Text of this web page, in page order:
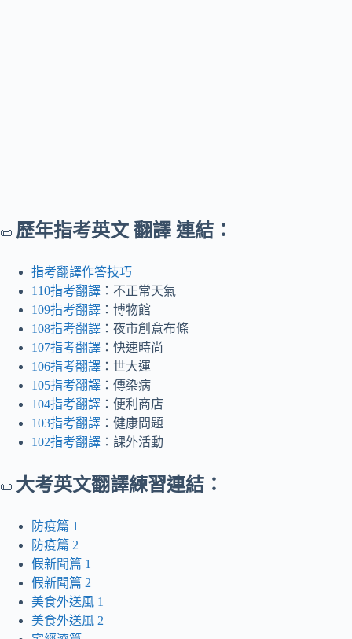
📜 歷年指考英文 翻譯 連結：
指考翻譯作答技巧
110指考翻譯 ：不正常天氣
109指考翻譯 ：博物館
108指考翻譯 ：夜市創意布條
107指考翻譯 ：快速時尚
106指考翻譯 ：世大運
105指考翻譯 ：傳染病
104指考翻譯 ：便利商店
103指考翻譯 ：健康問題
102指考翻譯 ：課外活動
📜 大考英文翻譯練習連結：
防疫篇 1
防疫篇 2
假新聞篇 1
假新聞篇 2
美食外送風 1
美食外送風 2